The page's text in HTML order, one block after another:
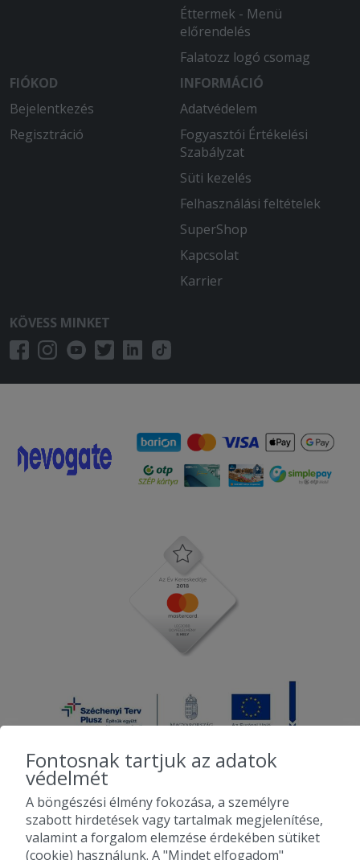
Éttermek - Menü
előrendelés
Falatozz logó csomag
FIÓKOD
Bejelentkezés
Regisztráció
INFORMÁCIÓ
Adatvédelem
Fogyasztói Értékelési
Szabályzat
Süti kezelés
Felhasználási feltételek
SuperShop
Kapcsolat
Karrier
KÖVESS MINKET
2010-2026 Copyright - Falatozz.hu - Diston-line Kft.
Pizza, gyros, hamburger, menük kedvező áron, egy helyen az összes
Fontosnak tartjuk az adatok
védelmét
A böngészési élmény fokozása, a személyre
szabott hirdetések vagy tartalmak megjelenítése,
valamint a forgalom elemzése érdekében sütiket
(cookie) használunk. A "Mindet elfogadom"